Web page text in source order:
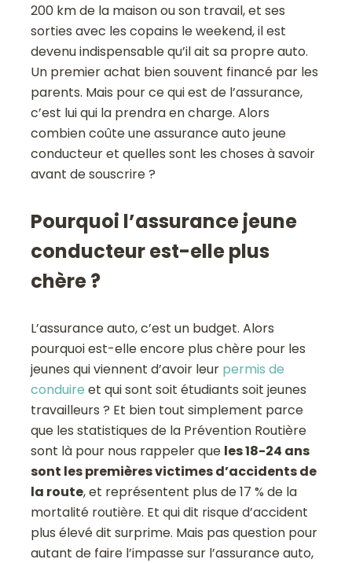
200 km de la maison ou son travail, et ses
sorties avec les copains le weekend, il est
devenu indispensable qu’il ait sa propre auto.
Un premier achat bien souvent financé par les
parents. Mais pour ce qui est de l’assurance,
c’est lui qui la prendra en charge. Alors
combien coûte une assurance auto jeune
conducteur et quelles sont les choses à savoir
avant de souscrire ?
Pourquoi l’assurance jeune
conducteur est-elle plus
chère ?
L’assurance auto, c’est un budget. Alors
pourquoi est-elle encore plus chère pour les
jeunes qui viennent d’avoir leur permis de
conduire et qui sont soit étudiants soit jeunes
travailleurs ? Et bien tout simplement parce
que les statistiques de la Prévention Routière
sont là pour nous rappeler que les 18-24 ans
sont les premières victimes d’accidents de
la route, et représentent plus de 17 % de la
mortalité routière. Et qui dit risque d’accident
plus élevé dit surprime. Mais pas question pour
autant de faire l’impasse sur l’assurance auto,